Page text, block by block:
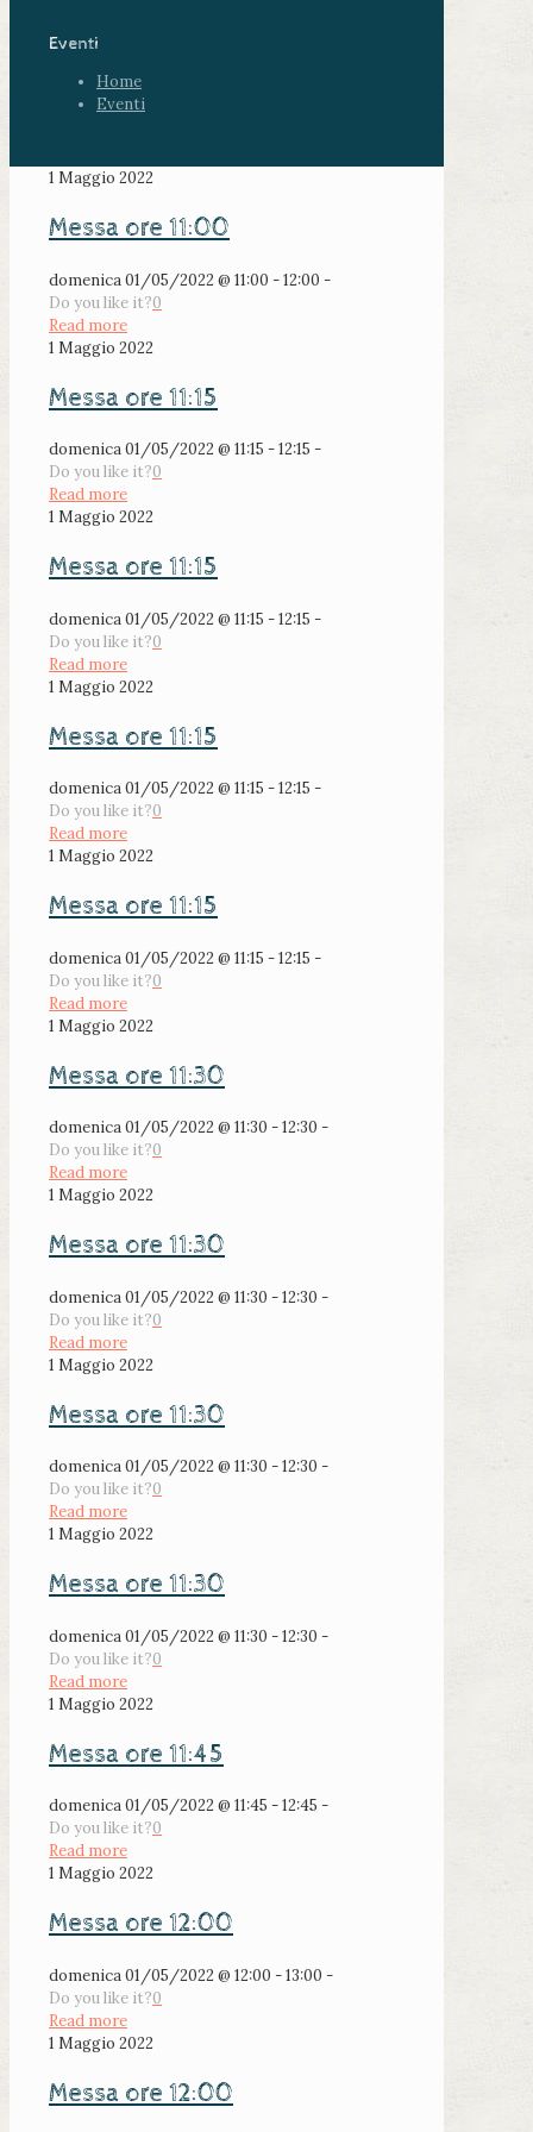
Eventi
Home
Eventi
1 Maggio 2022
Messa ore 11:00
domenica 01/05/2022 @ 11:00 - 12:00 -
Do you like it?0
Read more
1 Maggio 2022
Messa ore 11:15
domenica 01/05/2022 @ 11:15 - 12:15 -
Do you like it?0
Read more
1 Maggio 2022
Messa ore 11:15
domenica 01/05/2022 @ 11:15 - 12:15 -
Do you like it?0
Read more
1 Maggio 2022
Messa ore 11:15
domenica 01/05/2022 @ 11:15 - 12:15 -
Do you like it?0
Read more
1 Maggio 2022
Messa ore 11:15
domenica 01/05/2022 @ 11:15 - 12:15 -
Do you like it?0
Read more
1 Maggio 2022
Messa ore 11:30
domenica 01/05/2022 @ 11:30 - 12:30 -
Do you like it?0
Read more
1 Maggio 2022
Messa ore 11:30
domenica 01/05/2022 @ 11:30 - 12:30 -
Do you like it?0
Read more
1 Maggio 2022
Messa ore 11:30
domenica 01/05/2022 @ 11:30 - 12:30 -
Do you like it?0
Read more
1 Maggio 2022
Messa ore 11:30
domenica 01/05/2022 @ 11:30 - 12:30 -
Do you like it?0
Read more
1 Maggio 2022
Messa ore 11:45
domenica 01/05/2022 @ 11:45 - 12:45 -
Do you like it?0
Read more
1 Maggio 2022
Messa ore 12:00
domenica 01/05/2022 @ 12:00 - 13:00 -
Do you like it?0
Read more
1 Maggio 2022
Messa ore 12:00